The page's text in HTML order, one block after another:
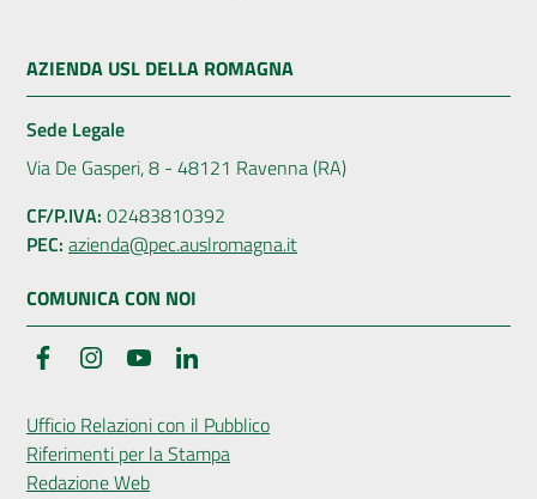
AZIENDA USL DELLA ROMAGNA
Sede Legale
Via De Gasperi, 8 - 48121 Ravenna (RA)
CF/P.IVA: 02483810392
PEC: azienda@pec.auslromagna.it
COMUNICA CON NOI
FacebookInstagramYouTube
Ufficio Relazioni con il Pubblico
Riferimenti per la Stampa
Redazione Web